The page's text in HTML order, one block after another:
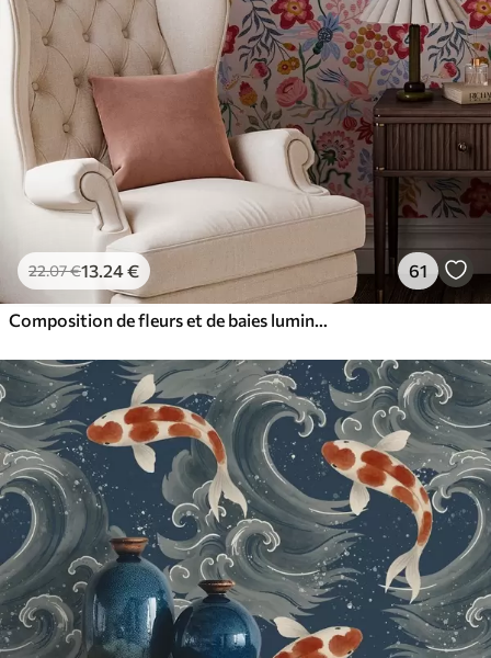
22.07€13.24€ 61
Composition de fleurs et de baies lumineuses avec des perroquets